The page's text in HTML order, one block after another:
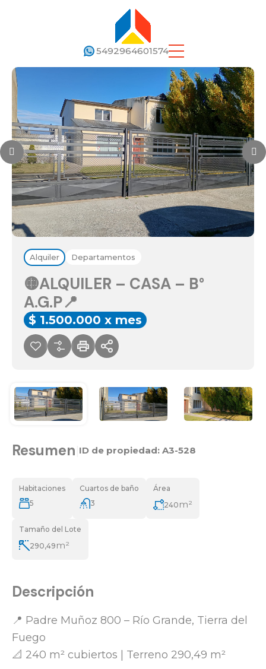
5492964601574
Alquiler Departamentos
🟡ALQUILER – CASA – B°
A.G.P📍
$ 1.500.000 x mes
Resumen ID de propiedad: A3-528
Habitaciones
5
Cuartos de baño
3
Área
240 m²
Tamaño del Lote
290,49 m²
Descripción
📍 Padre Muñoz 800 – Río Grande, Tierra del
Fuego
📐 240 m² cubiertos | Terreno 290,49 m²